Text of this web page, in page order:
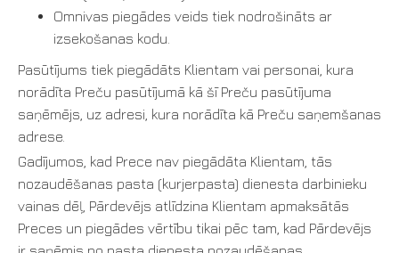
Omnivas piegādes veids tiek nodrošināts ar
izsekošanas kodu.
Pasūtījums tiek piegādāts Klientam vai personai, kura
norādīta Preču pasūtījumā kā šī Preču pasūtījuma
saņēmējs, uz adresi, kura norādīta kā Preču saņemšanas
adrese.
Gadījumos, kad Prece nav piegādāta Klientam, tās
nozaudēšanas pasta (kurjerpasta) dienesta darbinieku
vainas dēļ, Pārdevējs atlīdzina Klientam apmaksātās
Preces un piegādes vērtību tikai pēc tam, kad Pārdevējs